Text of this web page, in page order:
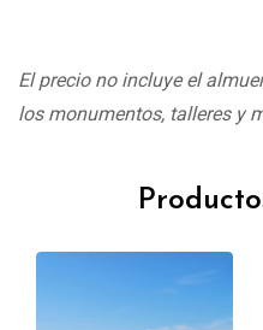
El precio no incluye el
los monumentos, talleres y